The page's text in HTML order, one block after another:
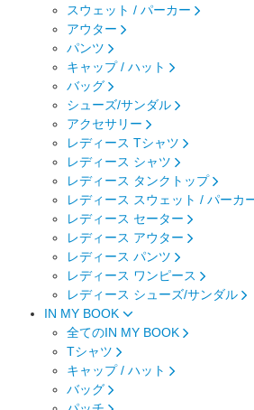
スウェット / パーカー
アウター
パンツ
キャップ / ハット
バッグ
シューズ/サンダル
アクセサリー
レディース Tシャツ
レディース シャツ
レディース タンクトップ
レディース スウェット / パーカ
レディース セーター
レディース アウター
レディース パンツ
レディース ワンピース
レディース シューズ/サンダル
IN MY BOOK
全てのIN MY BOOK
Tシャツ
キャップ / ハット
バッグ